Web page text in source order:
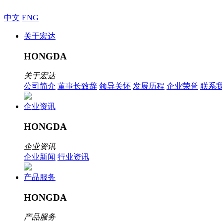
中文 ENG
关于宏达
HONGDA
关于宏达
公司简介 董事长致辞 领导关怀 发展历程 企业荣誉 联系
企业资讯
HONGDA
企业资讯
企业新闻 行业资讯
产品服务
HONGDA
产品服务